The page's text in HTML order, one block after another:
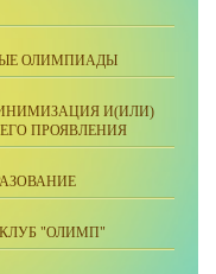
ОЛИМПИАДЫ
И(ИЛИ)
ПРОЯВЛЕНИЯ
"ОЛИМП"